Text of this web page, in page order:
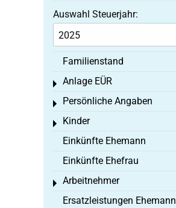
Auswahl Steuerjahr:
Familienstand
Anlage EÜR
Toggle menu
Persönliche Angaben
Toggle menu
Kinder
Toggle menu
Einkünfte Ehemann
Einkünfte Ehefrau
Arbeitnehmer
Toggle menu
Ersatzleistungen Ehemann